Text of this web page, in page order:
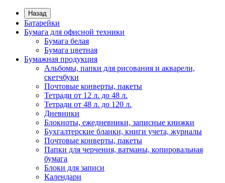
Назад
Батарейки
Бумага для офисной техники
Бумага белая
Бумага цветная
Бумажная продукция
Альбомы, папки для рисования и акварели,
скетчбуки
Почтовые конверты, пакеты
Тетради от 12 л. до 48 л.
Тетради от 48 л. до 120 л.
Дневники
Блокноты, ежедневники, записные книжки
Бухгалтерские бланки, книги учета, журналы
Почтовые конверты, пакеты
Папки для черчения, ватманы, копировальная
бумага
Блоки для записи
Календари